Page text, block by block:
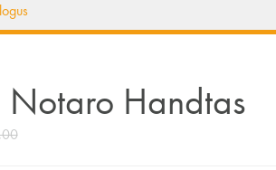
Handtas